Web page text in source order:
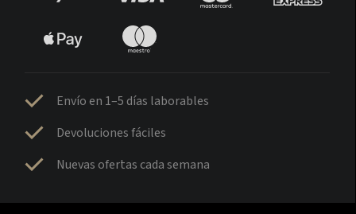
Envío en 1–5 días laborables
Devoluciones fáciles
Nuevas ofertas cada semana